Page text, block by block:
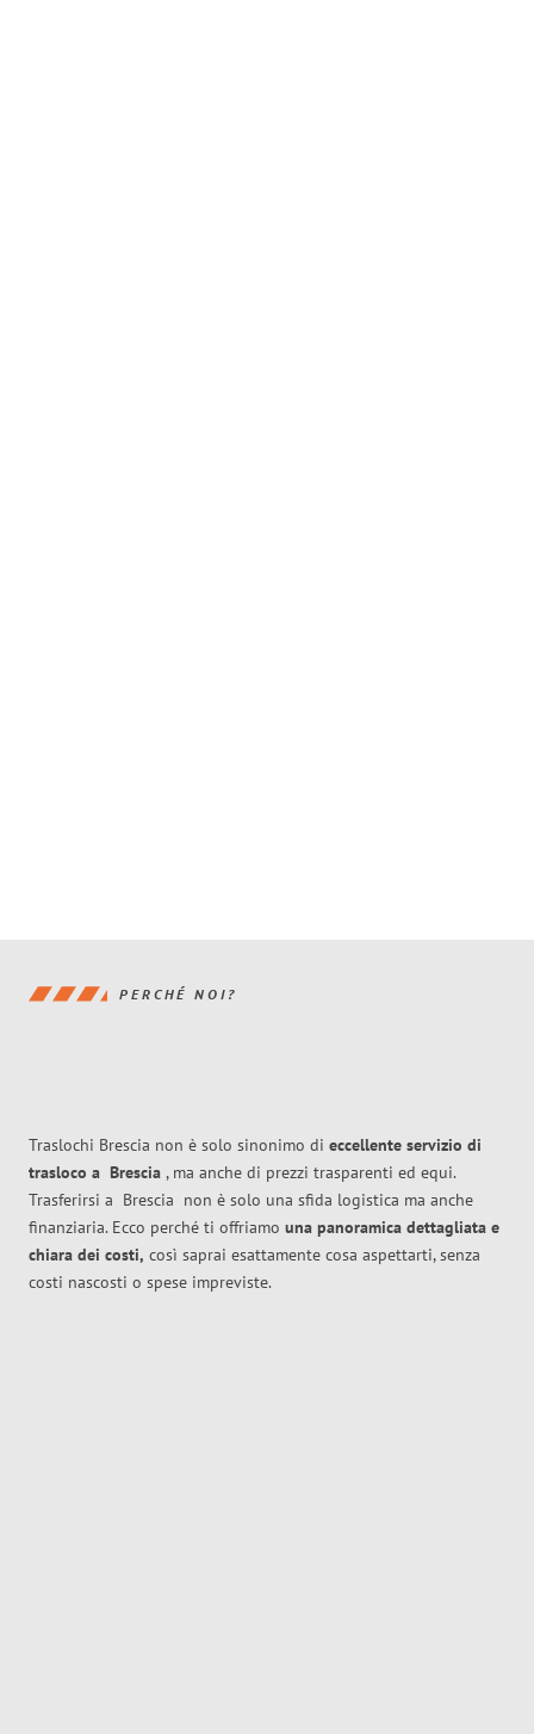
PERCHÉ NOI?
Traslochi Brescia non è solo sinonimo di eccellente servizio di
trasloco a Brescia , ma anche di prezzi trasparenti ed equi.
Trasferirsi a Brescia non è solo una sfida logistica ma anche
finanziaria. Ecco perché ti offriamo una panoramica dettagliata e
chiara dei costi, così saprai esattamente cosa aspettarti, senza
costi nascosti o spese impreviste.